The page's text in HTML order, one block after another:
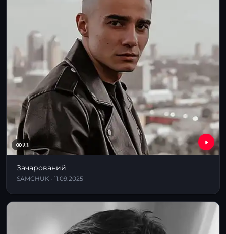
23
Зачарований
SAMCHUK · 11.09.2025